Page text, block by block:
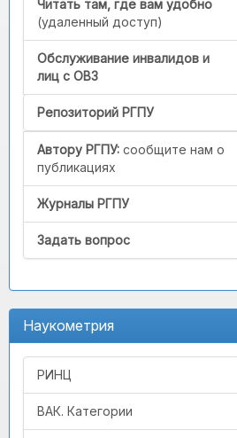
Читать там, где вам удобно
(удаленный доступ)
Обслуживание инвалидов и
лиц с ОВЗ
Репозиторий РГПУ
Автору РГПУ: сообщите нам о
публикациях
Журналы РГПУ
Задать вопрос
Наукометрия
РИНЦ
ВАК. Категории